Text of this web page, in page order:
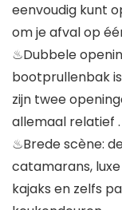
eenvoudig kunt
om je afval op
♨Dubbele
bootprullenbak
zijn twee
allemaal relatief .
♨Brede scène:
catamarans,
kajaks en zelfs